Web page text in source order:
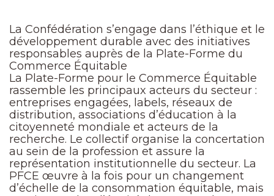
La Confédération s’engage dans l’éthique et le
développement durable avec des initiatives
responsables auprès de la Plate-Forme du
Commerce Équitable
La Plate-Forme pour le Commerce Équitable
rassemble les principaux acteurs du secteur :
entreprises engagées, labels, réseaux de
distribution, associations d’éducation à la
citoyenneté mondiale et acteurs de la
recherche. Le collectif organise la concertation
au sein de la profession et assure la
représentation institutionnelle du secteur. La
PFCE œuvre à la fois pour un changement
d’échelle de la consommation équitable, mais